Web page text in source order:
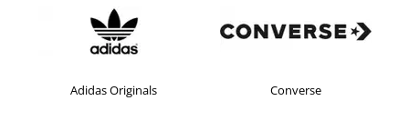
Adidas Originals Converse